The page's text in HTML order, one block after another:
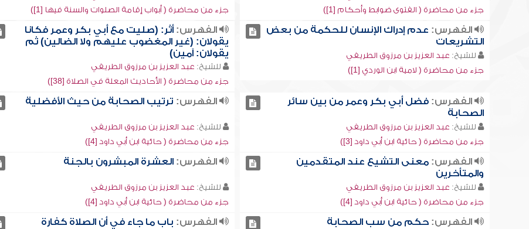
جزء من محاضرة ( الفتوى ضوابط وأحكام [1])
جزء من محاضرة ( أبواب إقامة الصلوات والسنة فيها [1])
الفهرس: عدم إدراك الإنسان للحكمة من بعض
التشريعات
للشيخ: عبد العزيز بن مرزوق الطريفي
جزء من محاضرة ( لامية ابن الوردي [1])
الفهرس: أثر: (صليت مع أبي بكر وعمر فكانا
يقولان: (غير المغضوب عليهم ولا الضالين) ثم
يقولان: آمين)
للشيخ: عبد العزيز بن مرزوق الطريفي
جزء من محاضرة ( الأحاديث المعلة في الصلاة [38])
الفهرس:فضل أبي بكر وعمر من بين سائر
الصحابة
للشيخ: عبد العزيز بن مرزوق الطريفي
جزء من محاضرة ( حائية ابن أبي داود [3])
الفهرس: ترتيب الصحابة من حيث الأفضلية
للشيخ: عبد العزيز بن مرزوق الطريفي
جزء من محاضرة ( حائية ابن أبي داود [4])
الفهرس:معنى التشيع عند المتقدمين
والمتأخرين
للشيخ: عبد العزيز بن مرزوق الطريفي
جزء من محاضرة ( حائية ابن أبي داود [4])
الفهرس: العشرة المبشرون بالجنة
للشيخ: عبد العزيز بن مرزوق الطريفي
جزء من محاضرة ( حائية ابن أبي داود [4])
الفهرس:حكم من سب الصحابة الفهرس: باب ما جاء في أن الصلاة كفارة